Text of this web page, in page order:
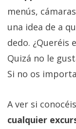
menús,
una idea de a
dedo. ¿Queréis
Quizá no le
Si no os
A ver si
cualquier